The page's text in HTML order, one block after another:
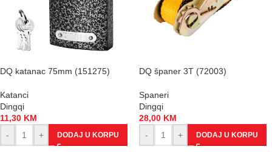
DQ katanac 75mm (151275)
Katanci
Dingqi
11,30 KM
-
+ DODAJ U KORPU
DQ španer 3T (72003)
Spaneri
Dingqi
28,00 KM
-
+ DODAJ U KORPU